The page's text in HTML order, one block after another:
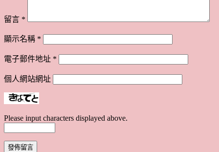
留言 *
顯示名稱 *
電子郵件地址 *
個人網站網址
Please input characters displayed above.